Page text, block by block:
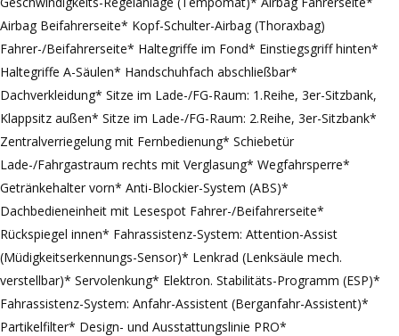
Airbag Beifahrerseite* Kopf-Schulter-Airbag (Thoraxbag)
Fahrer-/Beifahrerseite* Haltegriffe im Fond* Einstiegsgriff hinten*
Haltegriffe A-Säulen* Handschuhfach abschließbar*
Dachverkleidung* Sitze im Lade-/FG-Raum: 1.Reihe, 3er-Sitzbank,
Klappsitz außen* Sitze im Lade-/FG-Raum: 2.Reihe, 3er-Sitzbank*
Zentralverriegelung mit Fernbedienung* Schiebetür
Lade-/Fahrgastraum rechts mit Verglasung* Wegfahrsperre*
Getränkehalter vorn* Anti-Blockier-System (ABS)*
Dachbedieneinheit mit Lesespot Fahrer-/Beifahrerseite*
Rückspiegel innen* Fahrassistenz-System: Attention-Assist
(Müdigkeitserkennungs-Sensor)* Lenkrad (Lenksäule mech.
verstellbar)* Servolenkung* Elektron. Stabilitäts-Programm (ESP)*
Fahrassistenz-System: Anfahr-Assistent (Berganfahr-Assistent)*
Partikelfilter* Design- und Ausstattungslinie PRO*